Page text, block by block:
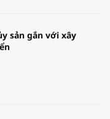
sản gắn với xây